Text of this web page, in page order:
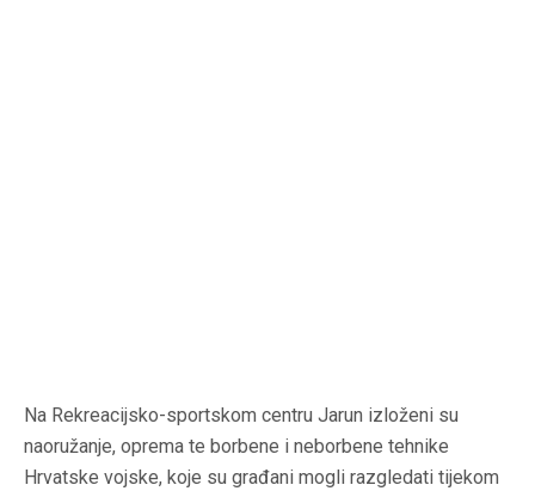
Na Rekreacijsko-sportskom centru Jarun izloženi su
naoružanje, oprema te borbene i neborbene tehnike
Hrvatske vojske, koje su građani mogli razgledati tijekom